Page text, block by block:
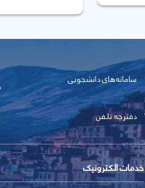
سامانه‌های دانشجویی
دفترچه تلفن
خدمات الکترونیک